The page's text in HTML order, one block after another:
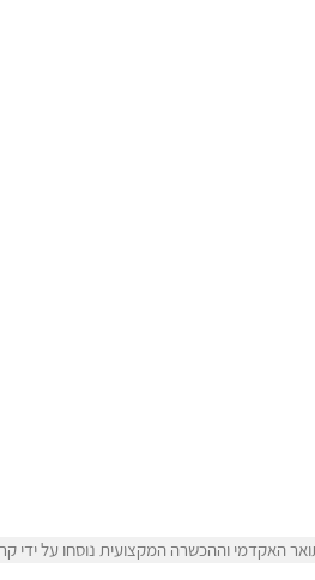
האקדמי וההכשרה המקצועית נוסחו על ידי